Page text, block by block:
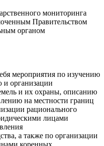
мониторинга
Правительством
органом
мероприятия по изучению
и организации
и их охраны, описанию
на местности границ
рационального
лицами
а также по организации
коренных